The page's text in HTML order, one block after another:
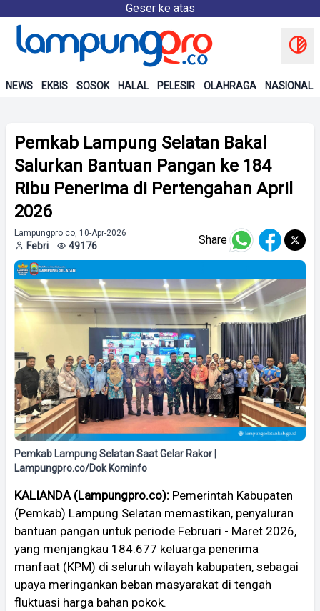
Geser ke atas
NEWS EKBIS SOSOK HALAL PELESIR OLAHRAGA NASIONAL
Pemkab Lampung Selatan Bakal
Salurkan Bantuan Pangan ke 184
Ribu Penerima di Pertengahan April
2026
Lampungpro.co, 10-Apr-2026
Febri 49176 Share
Pemkab Lampung Selatan Saat Gelar Rakor |
Lampungpro.co/Dok Kominfo
KALIANDA (Lampungpro.co): Pemerintah Kabupaten
(Pemkab) Lampung Selatan memastikan, penyaluran
bantuan pangan untuk periode Februari - Maret 2026,
yang menjangkau 184.677 keluarga penerima
manfaat (KPM) di seluruh wilayah kabupaten, sebagai
upaya meringankan beban masyarakat di tengah
fluktuasi harga bahan pokok.